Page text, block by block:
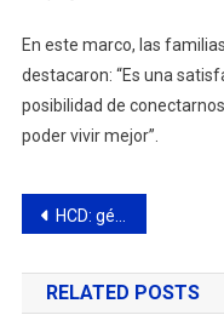
En este marco, las
destacaron: “Es una
posibilidad de
poder vivir mejor”.
Navegación
de
entradas
HCD: género y diversidad marcaron la agenda de la nueva sesión
RELATED POSTS